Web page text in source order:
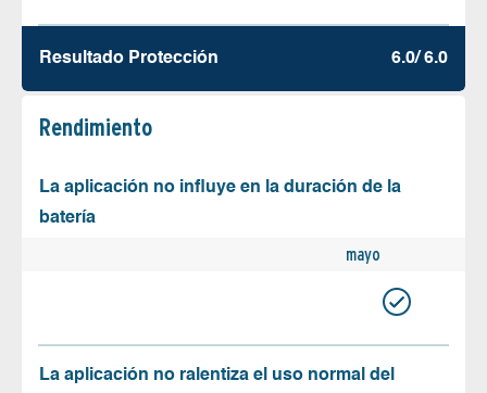
Resultado Protección 6.0/ 6.0
Rendimiento
La aplicación no influye en la duración de la
batería
mayo
La aplicación no ralentiza el uso normal del